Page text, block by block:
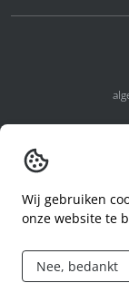
Wij gebruiken
onze website te
Nee, bedankt